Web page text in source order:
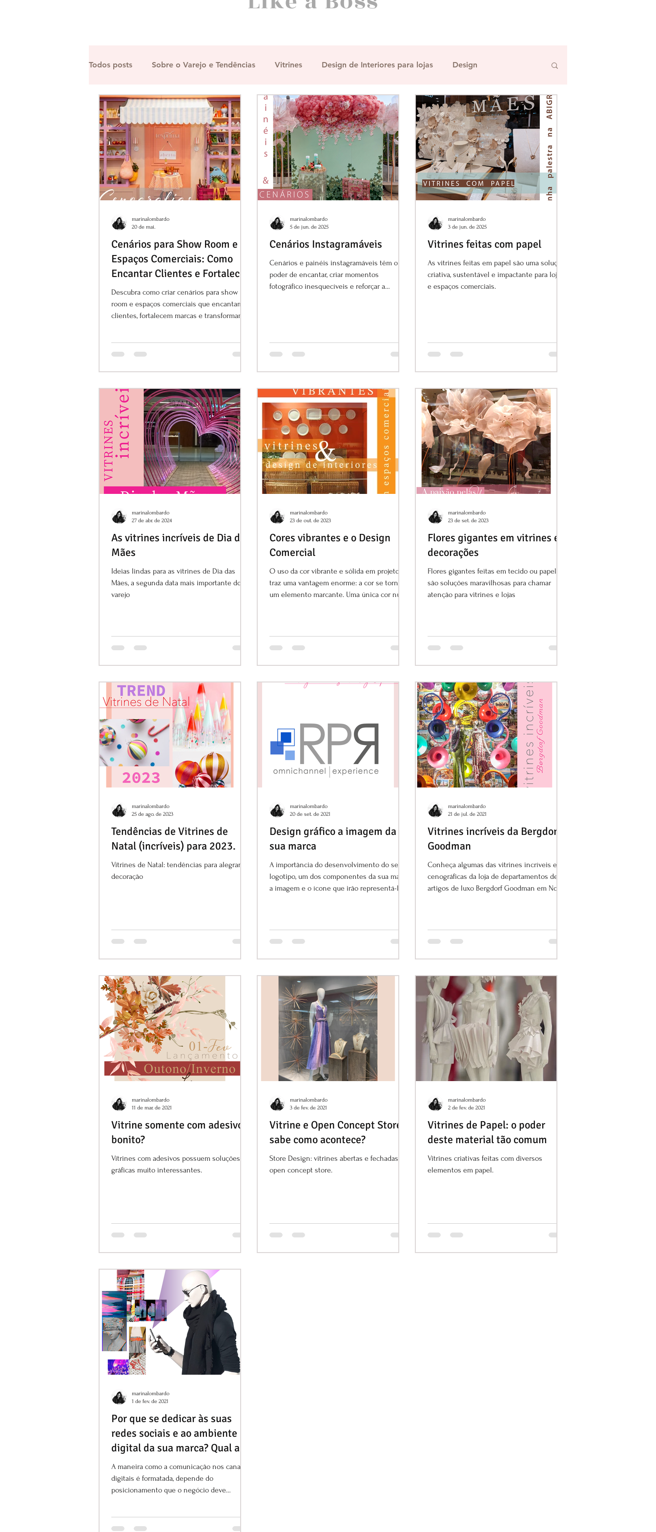
Todos posts Sobre o Varejo e Tendências Vitrines Design de Interiores para lojas Design
Decoração Comercial
Cenários para Show Room e
Espaços Comerciais: Como
Encantar Clientes e Fortalecer
sua Marca
Descubra como criar cenários para show
room e espaços comerciais que encantam
clientes, fortalecem marcas e transformam a
marinalombardo
20 de mai.
Cenários Instagramáveis
Cenários e painéis instagramáveis têm o
poder de encantar, criar momentos
fotográfico inesquecíveis e reforçar a
marinalombardo
5 de jun. de 2025
Vitrines feitas com papel
As vitrines feitas em papel são uma solução
criativa, sustentável e impactante para lojas
e espaços comerciais.
marinalombardo
3 de jun. de 2025
As vitrines incríveis de Dia das
Mães
Ideias lindas para as vitrines de Dia das
Mães, a segunda data mais importante do
varejo
marinalombardo
27 de abr. de 2024
Cores vibrantes e o Design
Comercial
O uso da cor vibrante e sólida em projetos
traz uma vantagem enorme: a cor se torna
um elemento marcante. Uma única cor numa
marinalombardo
23 de out. de 2023
Flores gigantes em vitrines e
decorações
Flores gigantes feitas em tecido ou papel
são soluções maravilhosas para chamar
atenção para vitrines e lojas
marinalombardo
23 de set. de 2023
Tendências de Vitrines de
Natal (incríveis) para 2023.
Vitrines de Natal: tendências para alegrar a
decoração
marinalombardo
25 de ago. de 2023
Design gráfico a imagem da
sua marca
A importância do desenvolvimento do seu
logotipo, um dos componentes da sua marca,
a imagem e o ícone que irão representá-la
marinalombardo
20 de set. de 2021
Vitrines incríveis da Bergdorf
Goodman
Conheça algumas das vitrines incríveis e
cenográficas da loja de departamentos de
artigos de luxo Bergdorf Goodman em Nova
marinalombardo
21 de jul. de 2021
Vitrine somente com adesivo é
bonito?
Vitrines com adesivos possuem soluções
gráficas muito interessantes.
marinalombardo
11 de mar. de 2021
Vitrine e Open Concept Store:
sabe como acontece?
Store Design: vitrines abertas e fechadas,
open concept store.
marinalombardo
3 de fev. de 2021
Vitrines de Papel: o poder
deste material tão comum
Vitrines criativas feitas com diversos
elementos em papel.
marinalombardo
2 de fev. de 2021
Por que se dedicar às suas
redes sociais e ao ambiente
digital da sua marca? Qual a
importância da presença nas
redes sociais?
A maneira como a comunicação nos canais
digitais é formatada, depende do
posicionamento que o negócio deve
marinalombardo
1 de fev. de 2021